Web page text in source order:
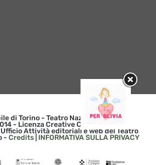
di Torino - Teatro Nazionale | p. iva
- Licenza Creative Commons 3.0
Ufficio Attività editoriali e web del Teatro
- Credits INFORMATIVA SULLA PRIVACY